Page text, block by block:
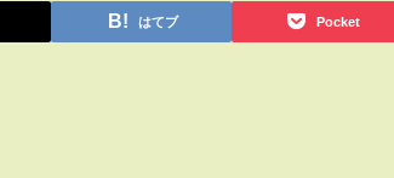
はてブ Pocket